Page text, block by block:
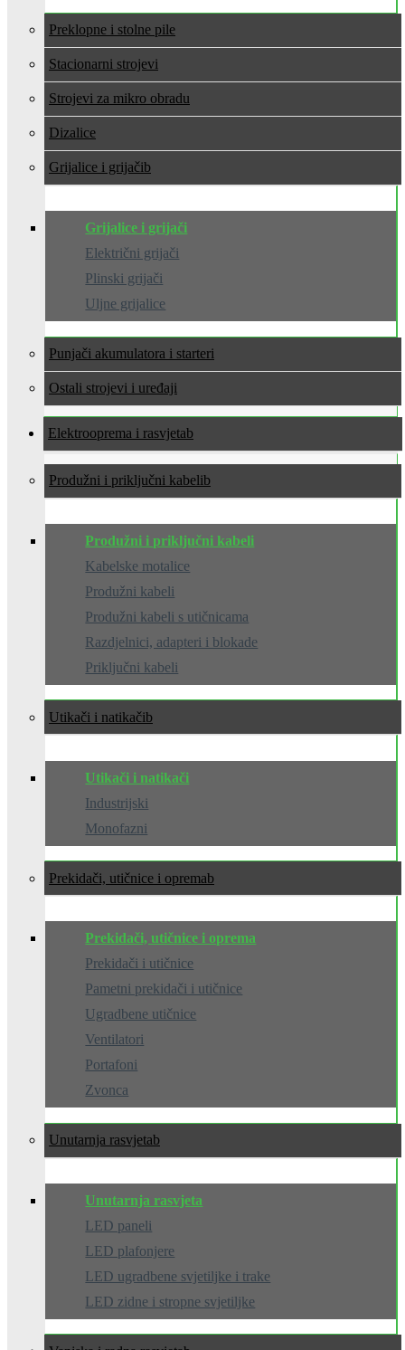
Preklopne i stolne pile
Stacionarni strojevi
Strojevi za mikro obradu
Dizalice
Grijalice i grijači
Grijalice i grijači
Električni grijači
Plinski grijači
Uljne grijalice
Punjači akumulatora i starteri
Ostali strojevi i uređaji
Elektrooprema i rasvjeta
Produžni i priključni kabeli
Produžni i priključni kabeli
Kabelske motalice
Produžni kabeli
Produžni kabeli s utičnicama
Razdjelnici, adapteri i blokade
Priključni kabeli
Utikači i natikači
Utikači i natikači
Industrijski
Monofazni
Prekidači, utičnice i oprema
Prekidači, utičnice i oprema
Prekidači i utičnice
Pametni prekidači i utičnice
Ugradbene utičnice
Ventilatori
Portafoni
Zvonca
Unutarnja rasvjeta
Unutarnja rasvjeta
LED paneli
LED plafonjere
LED ugradbene svjetiljke i trake
LED zidne i stropne svjetiljke